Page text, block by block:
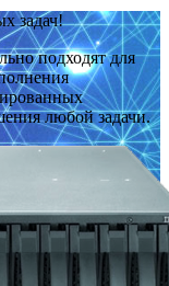
задач!
подходят для
любой задачи.